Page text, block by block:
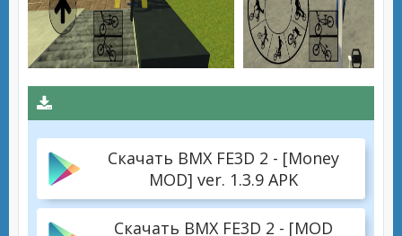
Скачать BMX FE3D 2 - [Money
MOD] ver. 1.3.9 APK
Скачать BMX FE3D 2 - [MOD